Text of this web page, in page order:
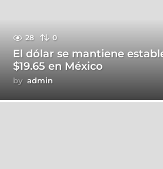
28 0
El dólar se mantiene
$19.65 en México
by admin